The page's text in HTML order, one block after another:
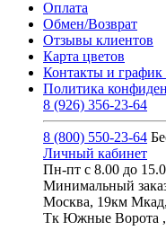
Оплата
Обмен/Возврат
Отзывы клиентов
Карта цветов
Контакты и график
Политика
8 (926) 356-23-64
8 (800) 550-23-64
Личный кабинет
Пн-пт с 8.00 до
Минимальный
Москва, 19км Мкад,
Тк Южные Ворота ,